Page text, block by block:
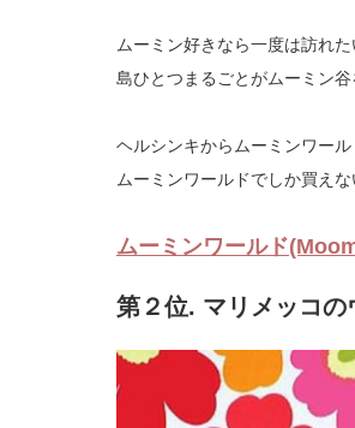
ムーミン好きなら一度は訪れた
島ひとつまるごとがムーミン
ヘルシンキからムーミンワー
ムーミンワールドでしか買え
ムーミンワールド
第２位. マリメッコの